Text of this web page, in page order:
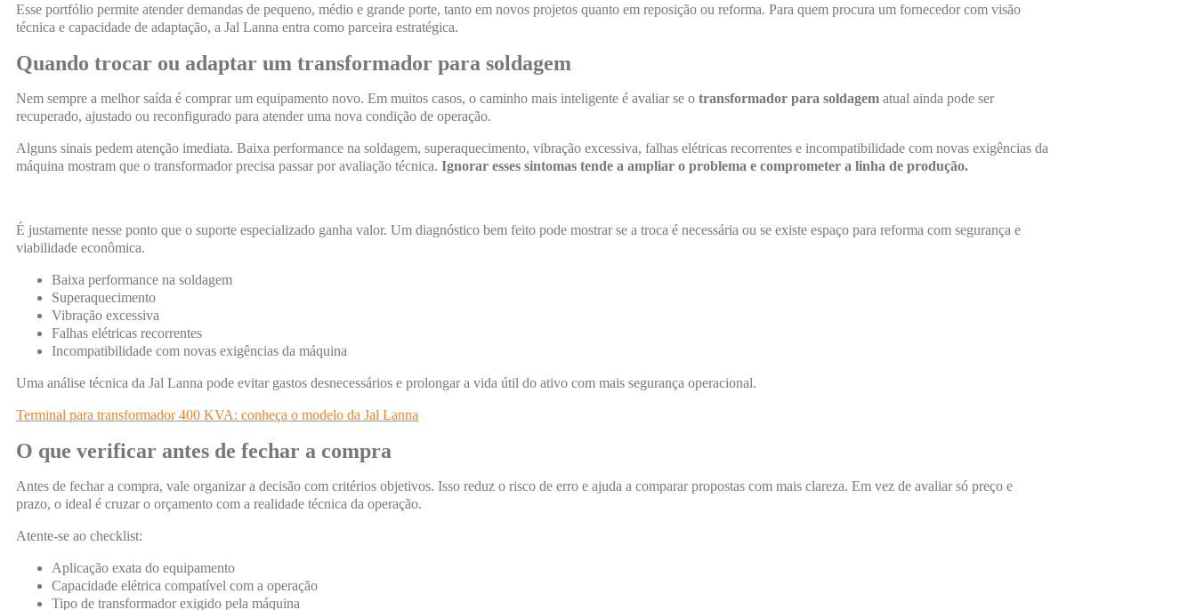
Esse portfólio permite atender demandas de pequeno, médio e grande porte, tanto em novos projetos quanto em reposição ou reforma. Para quem procura um fornecedor com visão
técnica e capacidade de adaptação, a Jal Lanna entra como parceira estratégica.
Quando trocar ou adaptar um transformador para soldagem
Nem sempre a melhor saída é comprar um equipamento novo. Em muitos casos, o caminho mais inteligente é avaliar se o transformador para soldagem atual ainda pode ser
recuperado, ajustado ou reconfigurado para atender uma nova condição de operação.
Alguns sinais pedem atenção imediata. Baixa performance na soldagem, superaquecimento, vibração excessiva, falhas elétricas recorrentes e incompatibilidade com novas exigências da
máquina mostram que o transformador precisa passar por avaliação técnica. Ignorar esses sintomas tende a ampliar o problema e comprometer a linha de produção.
É justamente nesse ponto que o suporte especializado ganha valor. Um diagnóstico bem feito pode mostrar se a troca é necessária ou se existe espaço para reforma com segurança e
viabilidade econômica.
Baixa performance na soldagem
Superaquecimento
Vibração excessiva
Falhas elétricas recorrentes
Incompatibilidade com novas exigências da máquina
Uma análise técnica da Jal Lanna pode evitar gastos desnecessários e prolongar a vida útil do ativo com mais segurança operacional.
Terminal para transformador 400 KVA: conheça o modelo da Jal Lanna
O que verificar antes de fechar a compra
Antes de fechar a compra, vale organizar a decisão com critérios objetivos. Isso reduz o risco de erro e ajuda a comparar propostas com mais clareza. Em vez de avaliar só preço e
prazo, o ideal é cruzar o orçamento com a realidade técnica da operação.
Atente-se ao checklist:
Aplicação exata do equipamento
Capacidade elétrica compatível com a operação
Tipo de transformador exigido pela máquina